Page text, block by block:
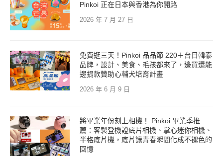
Pinkoi 正在日本與香港為你開路
2026 年 7 月 27 日
免費逛三天！Pinkoi 品品節 220＋台日韓泰
品牌，設計、美食、毛孩都來了，邊買還能
邊捐款贊助心輔犬培育計畫
2026 年 6 月 9 日
將畢業年份刻上相機！ Pinkoi 畢業季推
薦：客製登機證底片相機、掌心迷你相機、
半格底片機，底片讓青春瞬間化成不褪色的
回憶